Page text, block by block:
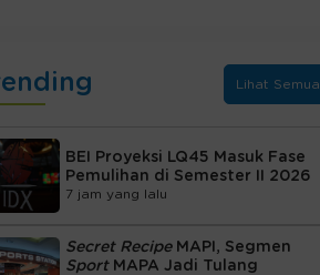
Lihat Semua
BEI Proyeksi LQ45 Masuk Fase
Pemulihan di Semester II 2026
7 jam yang lalu
Secret RecipeMAPI, Segmen
Sport MAPA Jadi Tulang